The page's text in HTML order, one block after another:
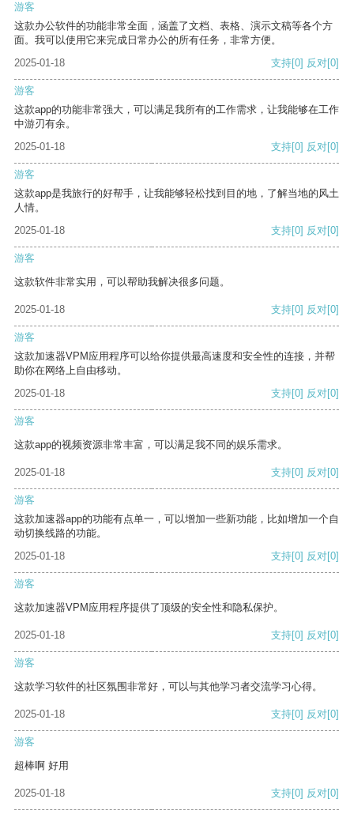
游客
这款办公软件的功能非常全面，涵盖了文档、表格、演示文稿等各个方
面。我可以使用它来完成日常办公的所有任务，非常方便。
2025-01-18
支持[0] 反对[0]
游客
这款app的功能非常强大，可以满足我所有的工作需求，让我能够在工作
中游刃有余。
2025-01-18
支持[0] 反对[0]
游客
这款app是我旅行的好帮手，让我能够轻松找到目的地，了解当地的风土
人情。
2025-01-18
支持[0] 反对[0]
游客
这款软件非常实用，可以帮助我解决很多问题。
2025-01-18 支持[0] 反对[0]
游客
这款加速器VPM应用程序可以给你提供最高速度和安全性的连接，并帮
助你在网络上自由移动。
2025-01-18
支持[0] 反对[0]
游客
这款app的视频资源非常丰富，可以满足我不同的娱乐需求。
2025-01-18 支持[0] 反对[0]
游客
这款加速器app的功能有点单一，可以增加一些新功能，比如增加一个自
动切换线路的功能。
2025-01-18
支持[0] 反对[0]
游客
这款加速器VPM应用程序提供了顶级的安全性和隐私保护。
2025-01-18 支持[0] 反对[0]
游客
这款学习软件的社区氛围非常好，可以与其他学习者交流学习心得。
2025-01-18 支持[0] 反对[0]
游客
超棒啊 好用
2025-01-18 支持[0] 反对[0]